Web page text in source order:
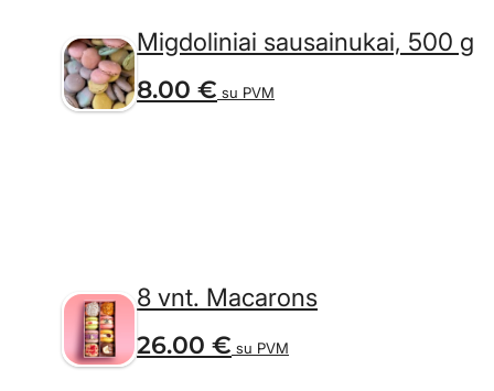
Migdoliniai sausainukai, 500 g
8.00 € su PVM
8 vnt. Macarons
26.00 € su PVM